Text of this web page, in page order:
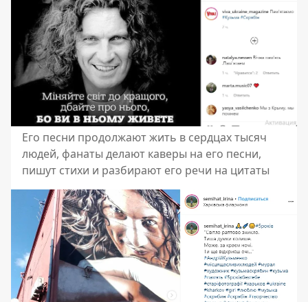
Его песни продолжают жить в сердцах тысяч
людей, фанаты делают каверы на его песни,
пишут стихи и разбирают его речи на цитаты